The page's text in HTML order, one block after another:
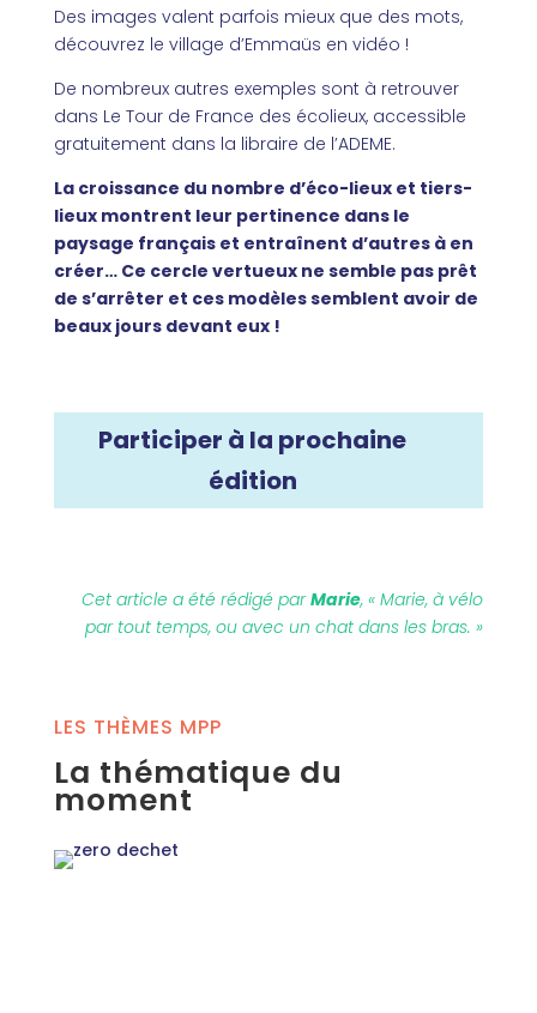
Des images valent parfois mieux que des mots,
découvrez le village d’Emmaüs en vidéo !
De nombreux autres exemples sont à retrouver
dans Le Tour de France des écolieux, accessible
gratuitement dans la libraire de l’ADEME.
La croissance du nombre d’éco-lieux et tiers-
lieux montrent leur pertinence dans le
paysage français et entraînent d’autres à en
créer… Ce cercle vertueux ne semble pas prêt
de s’arrêter et ces modèles semblent avoir de
beaux jours devant eux !
Participer à la prochaine
édition
Cet article a été rédigé parMarie, «Marie, à vélo
par tout temps, ou avec un chat dans les bras. »
LES THÈMES MPP
La thématique du
moment